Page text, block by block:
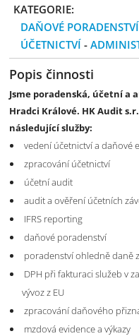
KATEGORIE:
DAŇOVÉ PORADENSTVÍ
ÚČETNICTVÍ -
Popis činnosti
Jsme poradenská, účetní a
Hradci Králové. HK Audit
následující služby:
vedení účetnictví a daňové
zpracování účetnictví
účetní audit
audit a ověření účetních
IFRS reporting
daňové poradenství
poradenství ohledně daně
DPH při fakturaci služeb v
vývoz z EU
zpracování daňového
mzdová evidence a výkazy